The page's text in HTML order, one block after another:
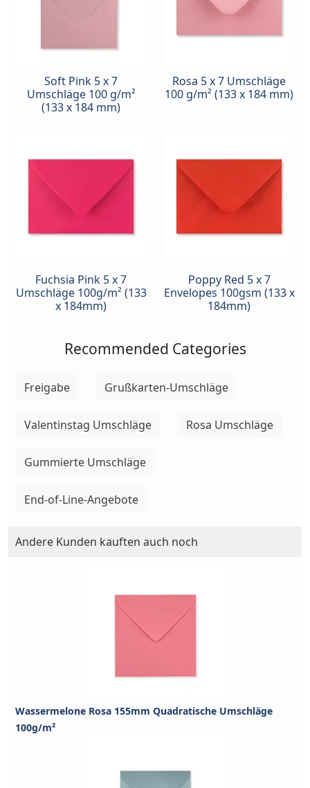
Soft Pink 5 x 7
Umschläge 100 g/m²
(133 x 184 mm)
Rosa 5 x 7 Umschläge
100 g/m² (133 x 184 mm)
Fuchsia Pink 5 x 7
Umschläge 100g/m² (133
x 184mm)
Poppy Red 5 x 7
Envelopes 100gsm (133 x
184mm)
Recommended Categories
Freigabe Grußkarten-Umschläge
Valentinstag Umschläge Rosa Umschläge
Gummierte Umschläge
End-of-Line-Angebote
Andere Kunden kauften auch noch
Wassermelone Rosa 155mm Quadratische Umschläge
100g/m²